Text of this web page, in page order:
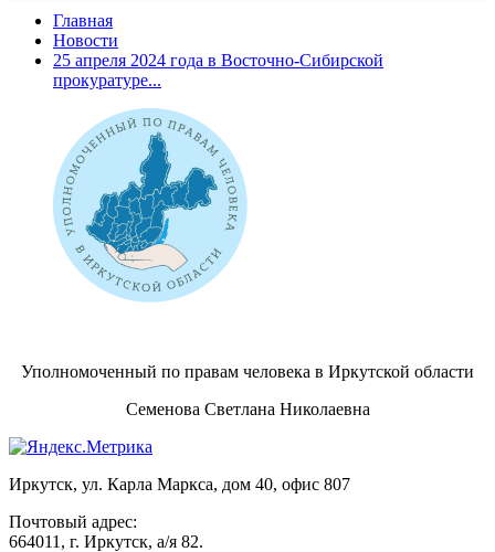
Главная
Новости
25 апреля 2024 года в Восточно-Сибирской
прокуратуре...
Уполномоченный по правам человека в Иркутской области
Семенова Светлана Николаевна
Иркутск, ул. Карла Маркса, дом 40, офис 807
Почтовый адрес:
664011, г. Иркутск, а/я 82.